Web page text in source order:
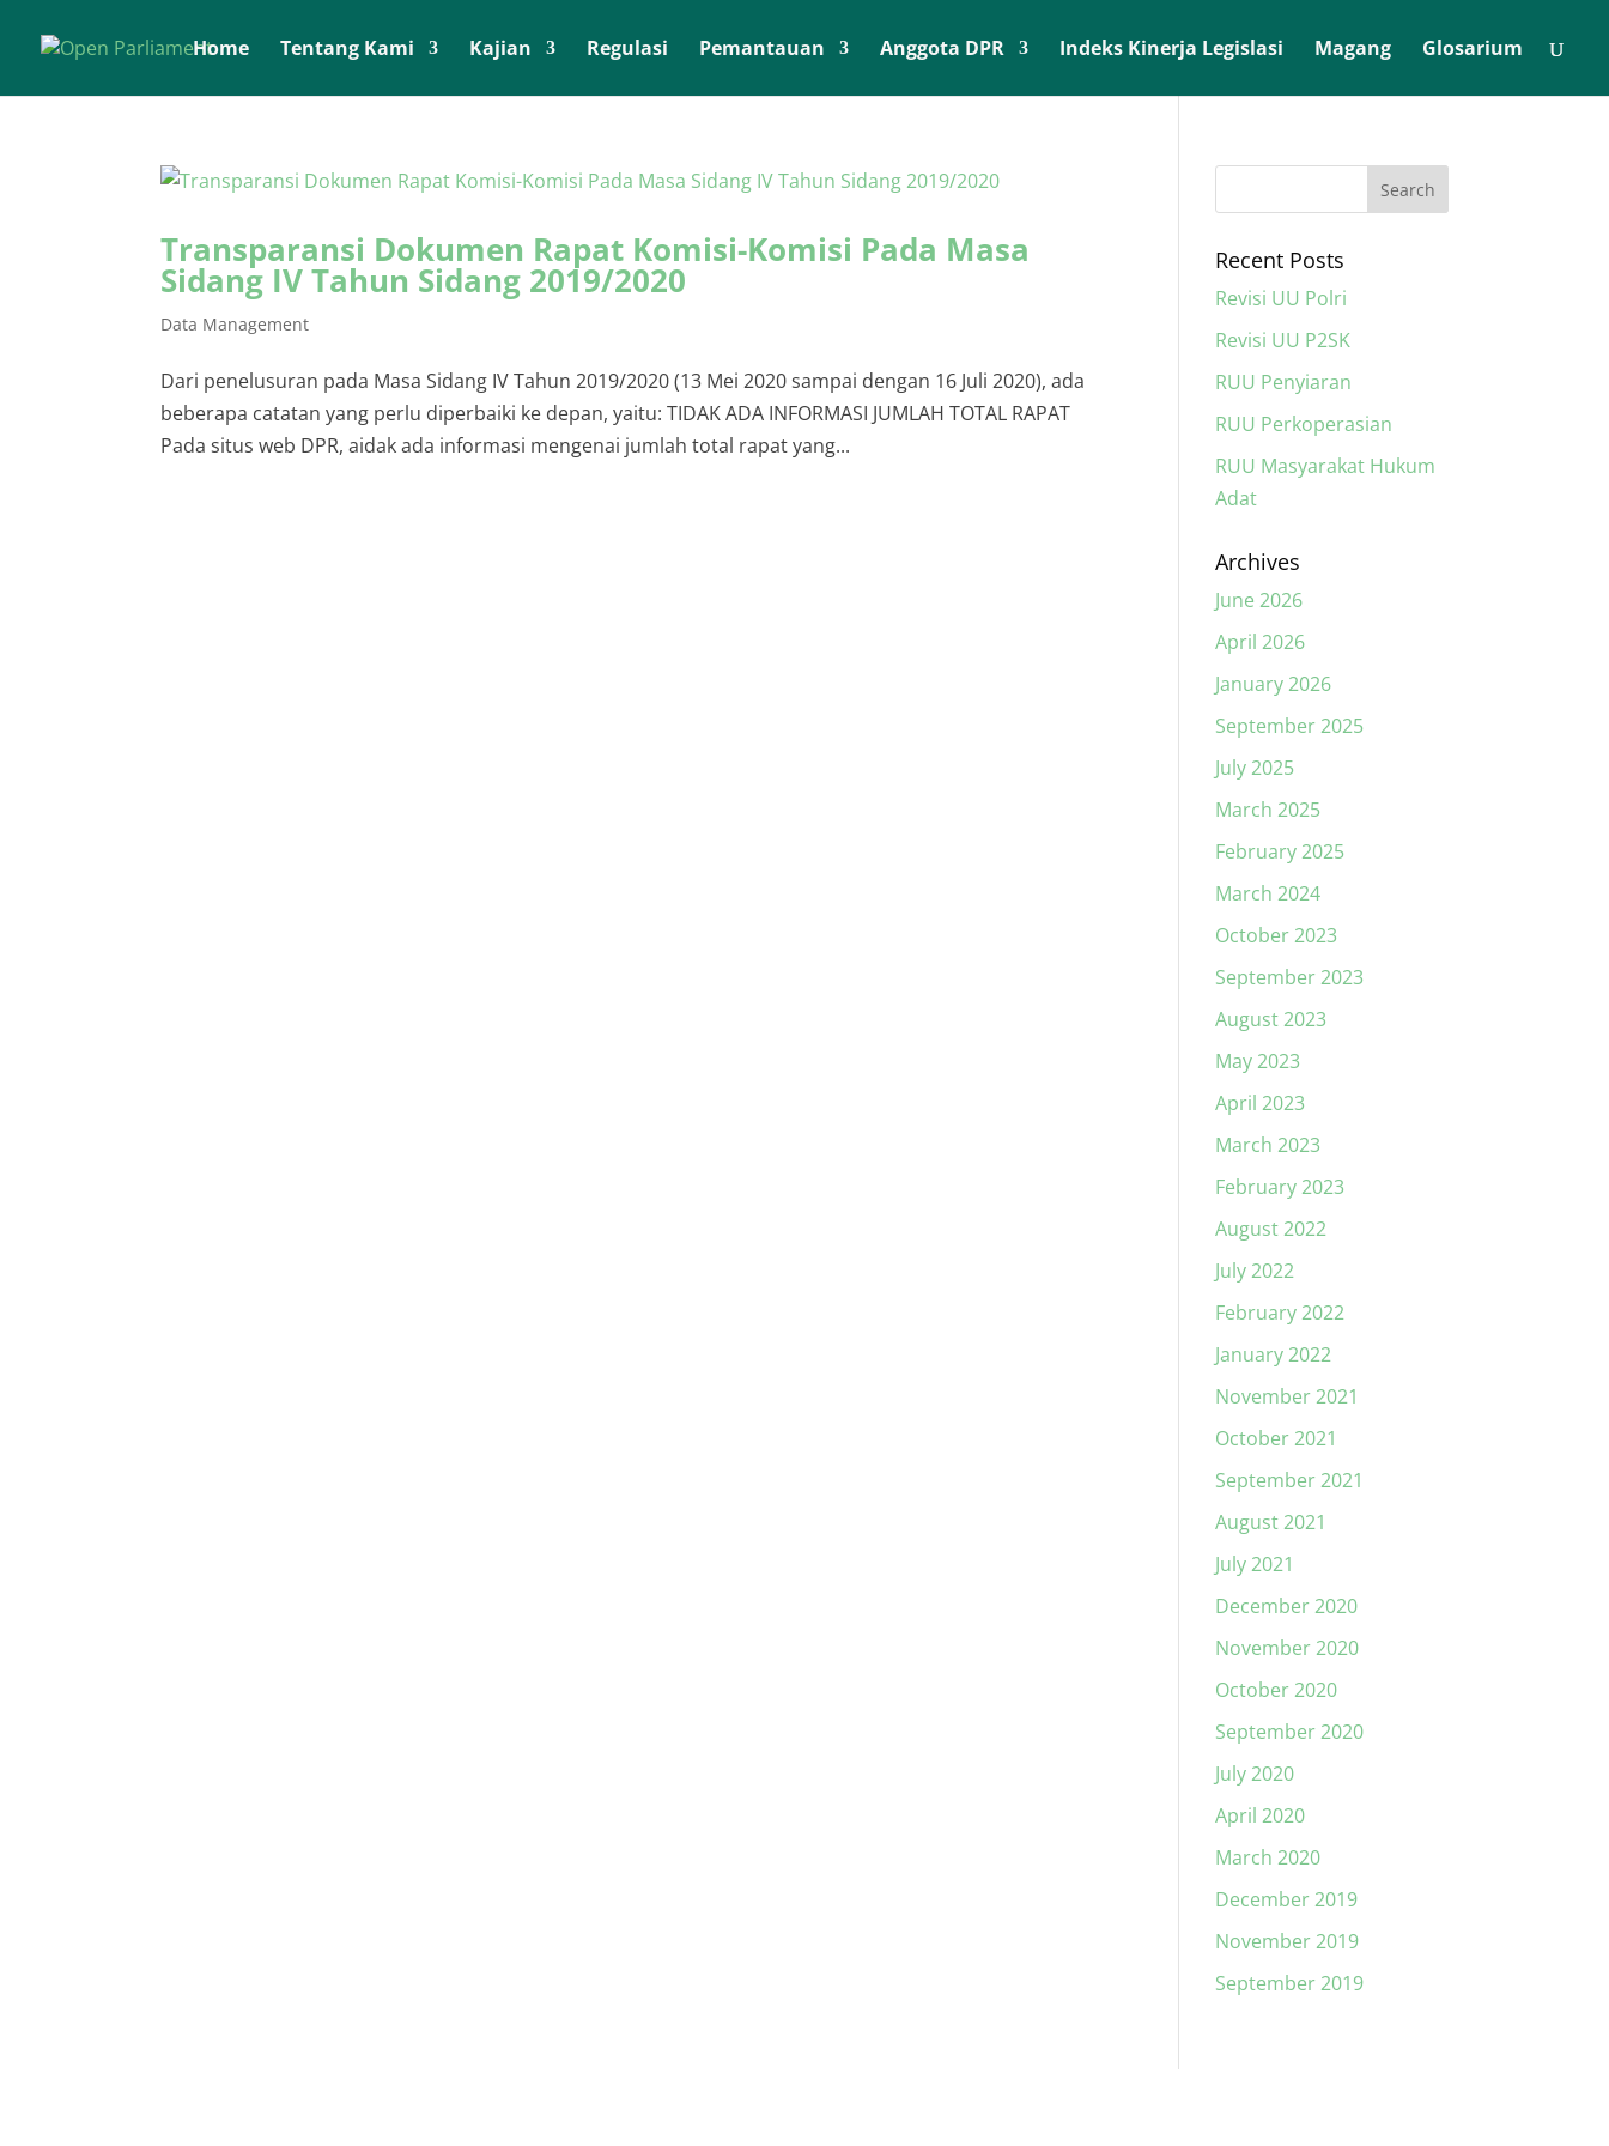
Home Tentang Kami Kajian Regulasi Pemantauan Anggota DPR Indeks Kinerja Legislasi Magang Glosarium
Transparansi Dokumen Rapat Komisi-Komisi Pada Masa
Sidang IV Tahun Sidang 2019/2020
Data Management
Dari penelusuran pada Masa Sidang IV Tahun 2019/2020 (13 Mei 2020 sampai dengan 16 Juli 2020), ada
beberapa catatan yang perlu diperbaiki ke depan, yaitu: TIDAK ADA INFORMASI JUMLAH TOTAL RAPAT
Pada situs web DPR, aidak ada informasi mengenai jumlah total rapat yang...
Recent Posts
Revisi UU Polri
Revisi UU P2SK
RUU Penyiaran
RUU Perkoperasian
RUU Masyarakat Hukum
Adat
Archives
June 2026
April 2026
January 2026
September 2025
July 2025
March 2025
February 2025
March 2024
October 2023
September 2023
August 2023
May 2023
April 2023
March 2023
February 2023
August 2022
July 2022
February 2022
January 2022
November 2021
October 2021
September 2021
August 2021
July 2021
December 2020
November 2020
October 2020
September 2020
July 2020
April 2020
March 2020
December 2019
November 2019
September 2019